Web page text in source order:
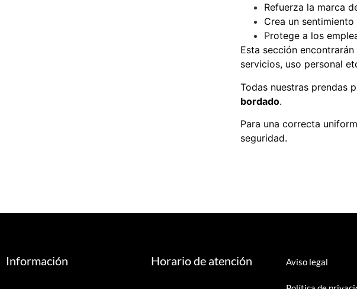
Refuerza la marca
Crea un
Protege a los
Esta sección
servicios, uso personal
Todas nuestras prendas
bordado.
Para una correcta
seguridad.
Información Horario de atención Aviso legal